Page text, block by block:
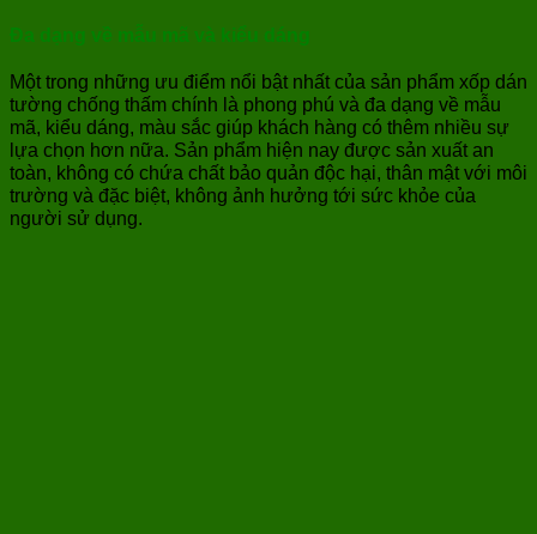
Đa dạng về mẫu mã và kiểu dáng
Một trong những ưu điểm nổi bật nhất của sản phẩm xốp dán
tường chống thấm chính là phong phú và đa dạng về mẫu
mã, kiểu dáng, màu sắc giúp khách hàng có thêm nhiều sự
lựa chọn hơn nữa. Sản phẩm hiện nay được sản xuất an
toàn, không có chứa chất bảo quản độc hại, thân mật với môi
trường và đặc biệt, không ảnh hưởng tới sức khỏe của
người sử dụng.